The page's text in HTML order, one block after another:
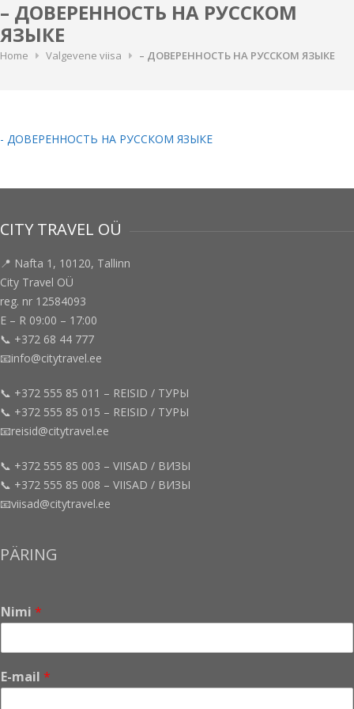
– ДОВЕРЕННОСТЬ НА РУССКОМ
ЯЗЫКЕ
Home Valgevene viisa – ДОВЕРЕННОСТЬ НА РУССКОМ ЯЗЫКЕ
- ДОВЕРЕННОСТЬ НА РУССКОМ ЯЗЫКЕ
CITY TRAVEL OÜ
📍 Nafta 1, 10120, Tallinn
City Travel OÜ
reg. nr 12584093
E – R 09:00 – 17:00
📞 +372 68 44 777
📧info@citytravel.ee
📞 +372 555 85 011 – REISID / ТУРЫ
📞 +372 555 85 015 – REISID / ТУРЫ
📧reisid@citytravel.ee
📞 +372 555 85 003 – VIISAD / ВИЗЫ
📞 +372 555 85 008 – VIISAD / ВИЗЫ
📧viisad@citytravel.ee
PÄRING
Nimi *
T
e
E-mail *